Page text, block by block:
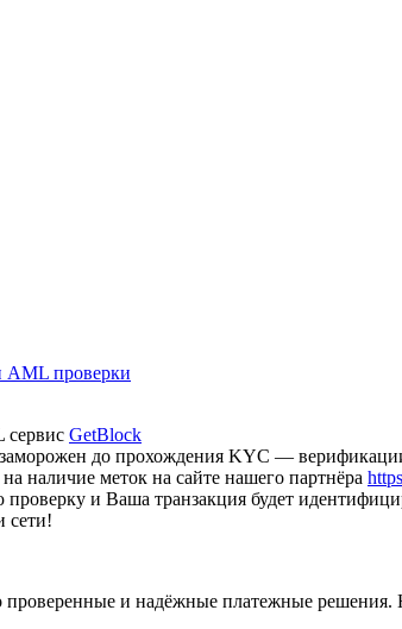
AML проверки
сервис GetBlock
до прохождения KYC —
наличие меток на сайте нашего партнёра
и Ваша транзакция будет
сети!
и надёжные платежные